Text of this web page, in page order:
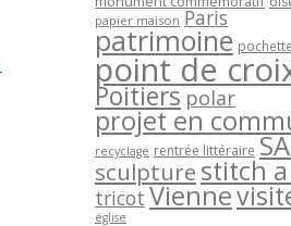
papier maison Paris
patrimoine pochette
point de
Poitiers polar
projet en
recyclage rentrée littéraire
sculpture stitch
tricot Vienne
église